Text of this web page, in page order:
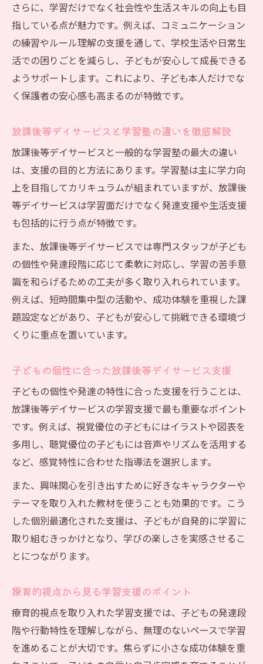
放課後等デイサービスのICT教材活用術
ICT教材が学習支援にもたらす新しい価値
放課後等デイサービスでICT学習が選ばれる
理由
ICT教材導入で変わる学習支援の現場
苦手意識を克服する放課後等デイサービス活用
法
放課後等デイサービスで苦手克服を目指す
支援
学習支援で苦手意識を乗り越える工夫
苦手分野を支える放課後等デイサービスの
方法
放課後等デイサービス利用者の克服体験談
学習支援特化型の苦手解消ポイント
放課後等デイサービス学習支援で自立心を育て
る
放課後等デイサービスが自立心を育む支援
学習支援と自立へのステップを解説
放課後等デイサービスで見つける将来の目
標
自立を促す学習支援の工夫とポイント
放課後等デイサービスの自立支援プログラ
さらに、学習だけでなく社会性や生活スキルの向上も目
指している点が魅力です。例えば、コミュニケーション
の練習やルール理解の支援を通して、学校生活や日常生
活での困りごとを減らし、子どもが安心して成長できる
ようサポートします。これにより、子ども本人だけでな
く保護者の安心感も高まるのが特徴です。
放課後等デイサービスと学習塾の違いを徹底解説
放課後等デイサービスと一般的な学習塾の最大の違い
は、支援の目的と方法にあります。学習塾は主に学力向
上を目指してカリキュラムが組まれていますが、放課後
等デイサービスは学習面だけでなく発達支援や生活支援
も包括的に行う点が特徴です。
また、放課後等デイサービスでは専門スタッフが子ども
の個性や発達段階に応じて柔軟に対応し、学習の苦手意
識を和らげるための工夫が多く取り入れられています。
例えば、短時間集中型の活動や、成功体験を重視した課
題設定などがあり、子どもが安心して挑戦できる環境づ
くりに重点を置いています。
子どもの個性に合った放課後等デイサービス支援
子どもの個性や発達の特性に合った支援を行うことは、
放課後等デイサービスの学習支援で最も重要なポイント
です。例えば、視覚優位の子どもにはイラストや図表を
多用し、聴覚優位の子どもには音声やリズムを活用する
など、感覚特性に合わせた指導法を選択します。
また、興味関心を引き出すために好きなキャラクターや
テーマを取り入れた教材を使うことも効果的です。こう
した個別最適化された支援は、子どもが自発的に学習に
取り組むきっかけとなり、学びの楽しさを実感させるこ
とにつながります。
療育的視点から見る学習支援のポイント
療育的視点を取り入れた学習支援では、子どもの発達段
階や行動特性を理解しながら、無理のないペースで学習
を進めることが大切です。焦らずに小さな成功体験を重